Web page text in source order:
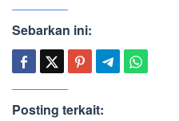
Sebarkan ini:
Posting terkait: